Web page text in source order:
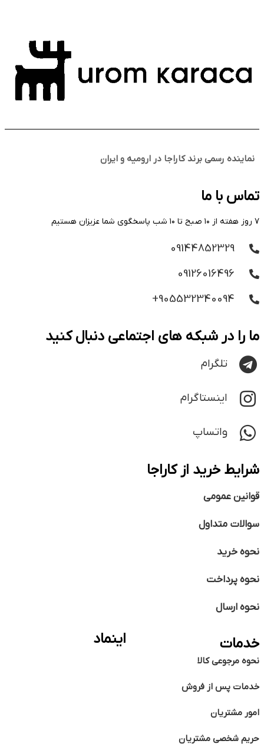
نماینده رسمی برند کاراجا در ارومیه و ایران
تماس با ما
۷ روز هفته از ۱۰ صبح تا ۱۰ شب پاسخگوی شما عزیزان هستیم
09144852329
09126016496
905532340094+
ما را در شبکه های اجتماعی دنبال کنید
تلگرام
اینستاگرام
واتساپ
شرایط خرید از کاراجا
قوانین عمومی
سوالات متداول
نحوه خرید
نحوه پرداخت
نحوه ارسال
خدمات
نحوه مرجوعی کالا
خدمات پس از فروش
امور مشتریان
حریم شخصی مشتریان
اینماد